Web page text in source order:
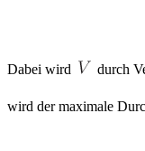
Dabei wird durch
wird der maximale